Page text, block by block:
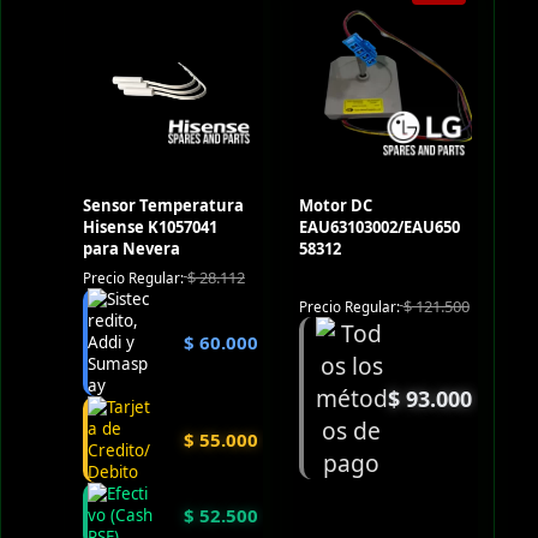
Sensor Temperatura
Hisense K1057041
para Nevera
Precio Regular:$28.112
$ 60.000
$ 55.000
$ 52.500
Motor DC
EAU63103002/EAU650
58312
Precio Regular:$121.500
$93.000